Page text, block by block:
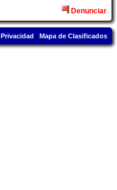
Denunciar
Privacidad Mapa de Clasificados